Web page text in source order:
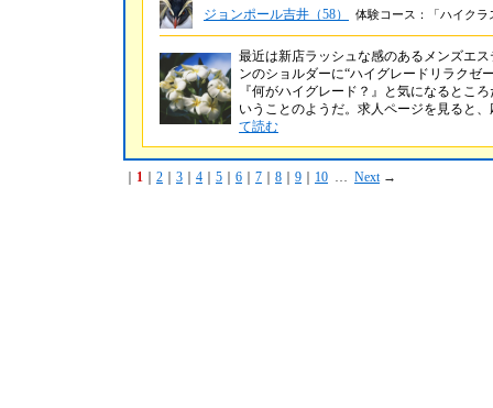
ジョンポール吉井（58） 体験コース：「ハイクラ
最近は新店ラッシュな感のあるメンズエ
ンのショルダーに“ハイグレードリラクゼ
『何がハイグレード？』と気になるとこ
いうことのようだ。求人ページを見ると
て読む
1 2 3 4 5 6 7 8 9 10 … Next→